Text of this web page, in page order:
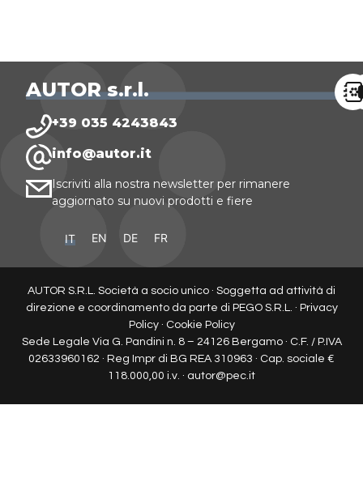
AUTOR s.r.l.
+39 035 4243843
info@autor.it
Iscriviti alla nostra newsletter per rimanere
aggiornato su nuovi prodotti e fiere
IT EN DE FR
AUTOR S.R.L. Società a socio unico · Soggetta ad attività di
direzione e coordinamento da parte di PEGO S.R.L. · Privacy
Policy· Cookie Policy
Sede Legale Via G. Pandini n. 8 – 24126 Bergamo · C.F. / P.IVA
02633960162 · Reg Impr di BG REA 310963 · Cap. sociale €
118.000,00 i.v. · autor@pec.it